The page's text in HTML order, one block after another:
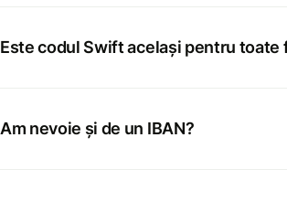
Este codul Swift același pentru toate
Am nevoie și de un IBAN?